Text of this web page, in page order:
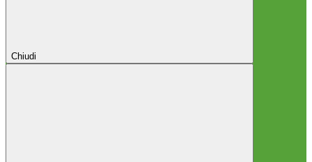
Chiudi